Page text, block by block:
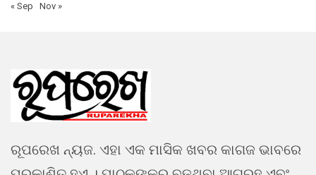
« Sep
Nov »
ରୂପରେଖ ନ୍ୟଜ. ଏହା ଏକ ମାସିକ ଖବର କାଗଜ ଭାବରେ